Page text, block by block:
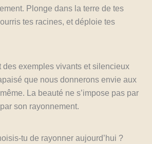
Plonge dans la terre de tes
tes racines, et déploie tes
des exemples vivants et silencieux
que nous donnerons envie aux
La beauté ne s’impose pas par
son rayonnement.
tu de rayonner aujourd’hui ?